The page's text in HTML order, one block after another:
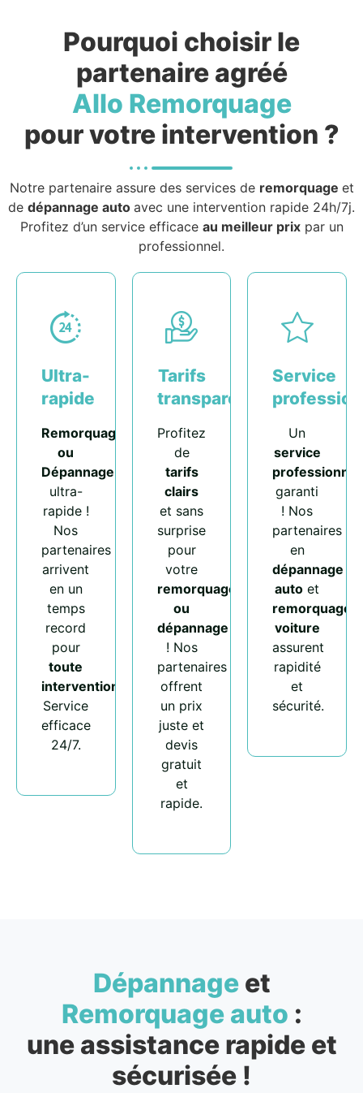
Pourquoi choisir le
partenaire agréé
Allo Remorquage
pour votre intervention ?
Notre partenaire assure des services de remorquage et
de dépannage auto avec une intervention rapide 24h/7j.
Profitez d’un service efficace au meilleur prixpar un
professionnel.
Ultra-
rapide
Remorquage
ou
Dépannage
ultra-
rapide !
Nos
partenaires
arrivent
en un
temps
record
pour
toute
intervention
Service
efficace
24/7.
Tarifs
transparents
Profitez
de
tarifs
clairs
et sans
surprise
pour
votre
remorquage
ou
dépannage
! Nos
partenaires
offrent
un prix
juste et
devis
gratuit
et
rapide.
Service
Un
service
professionnel
garanti
! Nos
partenaires
en
dépannage
auto et
remorquage
voiture
assurent
rapidité
et
sécurité.
Dépannageet
Remorquage auto :
une assistance rapide et
sécurisée !